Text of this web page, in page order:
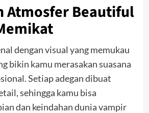
Atmosfer Beautiful
dengan visual yang memukau
bikin kamu merasakan suasana
Setiap adegan dibuat
sehingga kamu bisa
dan keindahan dunia vampir